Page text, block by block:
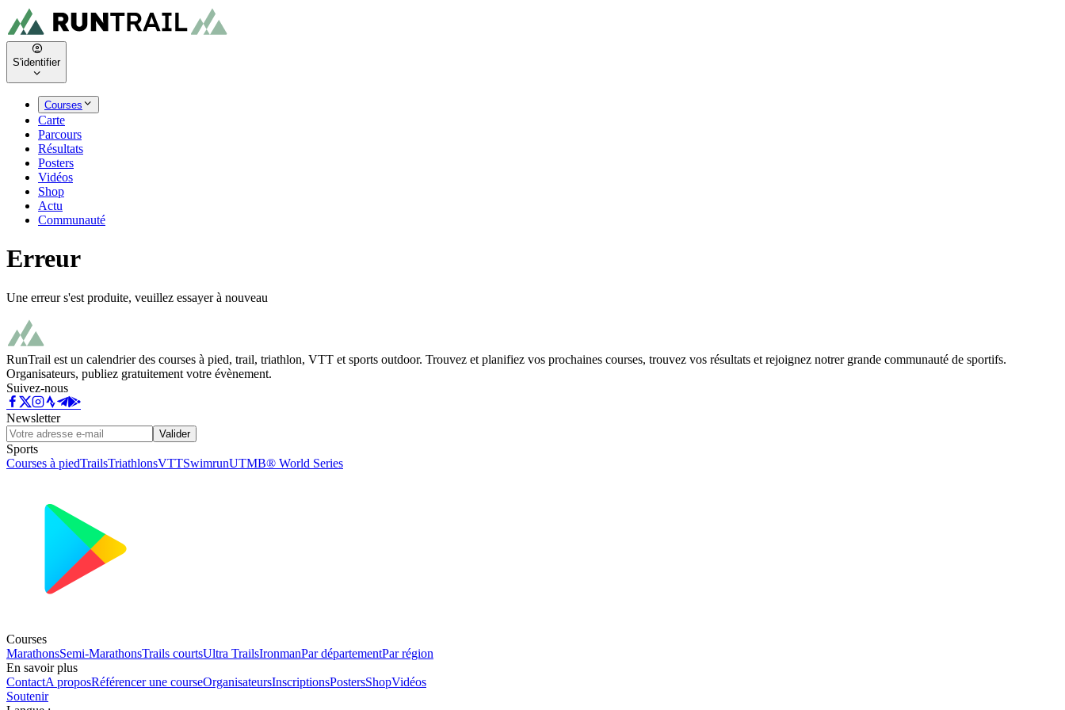
S'identifier
Courses
Carte
Parcours
Résultats
Posters
Vidéos
Shop
Actu
Communauté
Erreur
Une erreur s'est produite, veuillez essayer à nouveau
RunTrail est un calendrier des courses à pied, trail, triathlon, VTT et sports outdoor. Trouvez et planifiez vos prochaines courses, trouvez vos résultats et rejoignez notrer grande communauté de sportifs.
Organisateurs, publiez gratuitement votre évènement.
Suivez-nous
Newsletter
Valider
Sports
Courses à piedTrailsTriathlonsVTTSwimrunUTMB® World Series
Courses
MarathonsSemi-MarathonsTrails courtsUltra TrailsIronmanPar départementPar région
En savoir plus
ContactA proposRéférencer une courseOrganisateursInscriptionsPostersShopVidéos
Soutenir